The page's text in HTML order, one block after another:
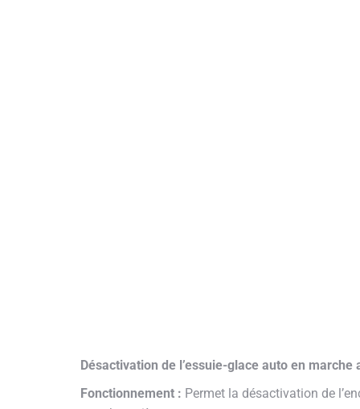
Désactivation de l’essuie-glace auto en marche
Fonctionnement : Permet la désactivation de